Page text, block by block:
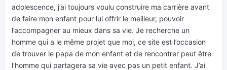
adolescence, j’ai toujours voulu construire ma carrière avant
de faire mon enfant pour lui offrir le meilleur, pouvoir
l’accompagner au mieux dans sa vie. Je recherche un
homme qui a le même projet que moi, ce site est l’occasion
de trouver le papa de mon enfant et de rencontrer peut être
l’homme qui partagera sa vie avec pas un petit enfant. J’ai